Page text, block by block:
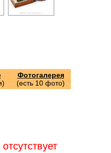
Фотогалерея
(есть 10 фото)